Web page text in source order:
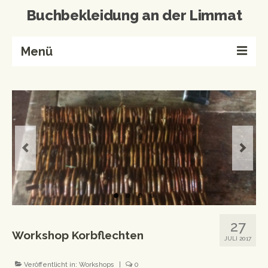
Buchbekleidung an der Limmat
Menü
Buchbinderei
Referenzen
Wissenswertes
Kontakt
Produkte von A-Z
Events & Workshops
27
JULI 2017
Workshop Korbflechten
Veröffentlicht in: Workshops 0